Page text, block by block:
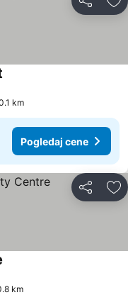
Deli
km
Pogledaj cene
Deli
km